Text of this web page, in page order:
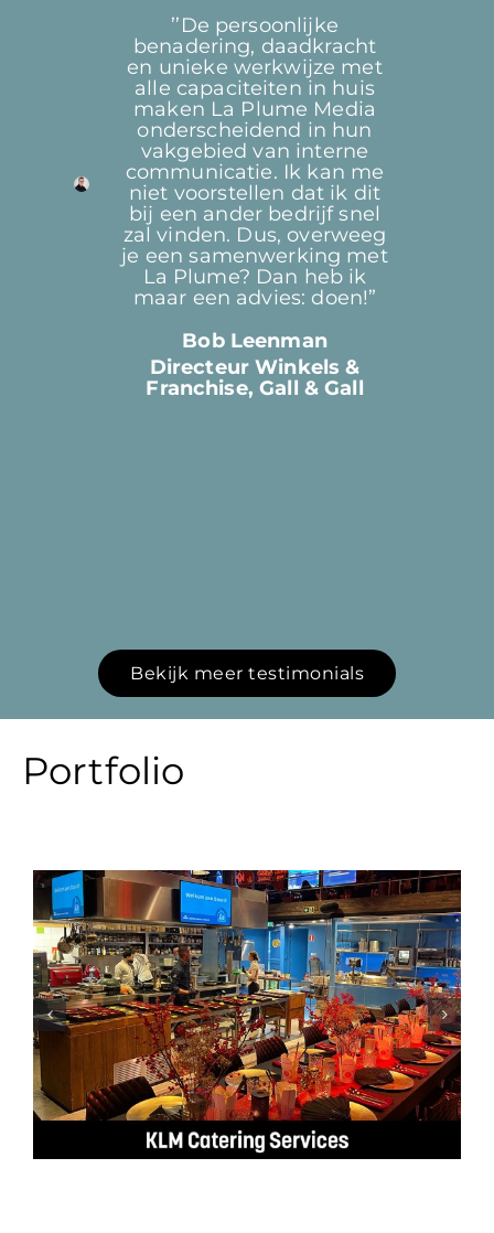
’’De persoonlijke
benadering, daadkracht
en unieke werkwijze met
alle capaciteiten in huis
maken La Plume Media
onderscheidend in hun
vakgebied van interne
communicatie. Ik kan me
niet voorstellen dat ik dit
bij een ander bedrijf snel
zal vinden. Dus, overweeg
je een samenwerking met
La Plume? Dan heb ik
maar een advies: doen!”
Bob Leenman
Directeur Winkels &
Franchise, Gall & Gall
Bekijk meer testimonials
Portfolio
Design portfolio
marketingcommunicatie
(wijzig: titel-link-
titel&tekst-mockup-
beeldslider-
portfoliotags-
uitgelichteafbeelding)
Marketingcommunicatie